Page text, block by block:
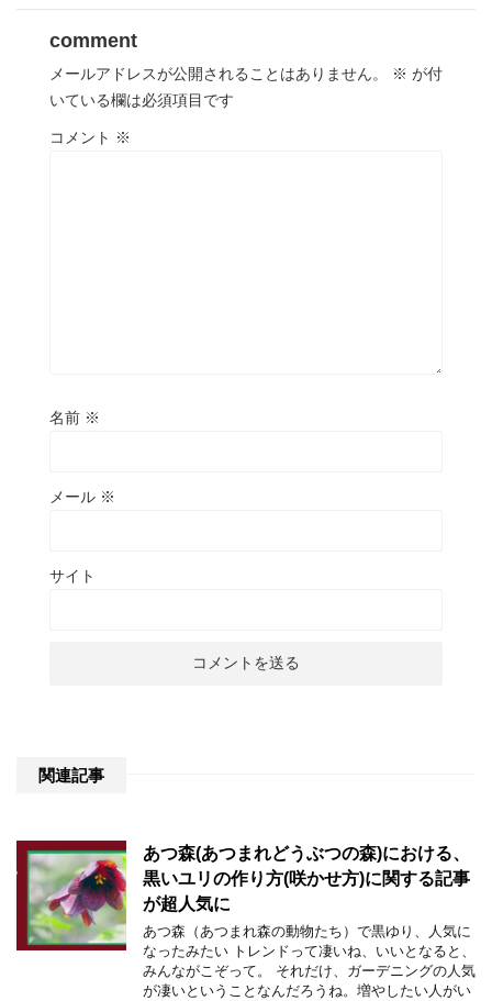
comment
メールアドレスが公開されることはありません。 ※ が付
いている欄は必須項目です
コメント ※
名前 ※
メール ※
サイト
関連記事
あつ森(あつまれどうぶつの森)における、
黒いユリの作り方(咲かせ方)に関する記事
が超人気に
あつ森（あつまれ森の動物たち）で黒ゆり、人気に
なったみたい トレンドって凄いね、いいとなると、
みんながこぞって。 それだけ、ガーデニングの人気
が凄いということなんだろうね。増やしたい人がい